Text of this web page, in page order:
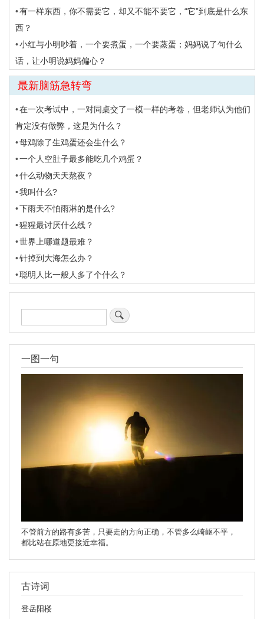
有一样东西，你不需要它，却又不能不要它，“它”到底是什么东
西？
小红与小明吵着，一个要煮蛋，一个要蒸蛋；妈妈说了句什么
话，让小明说妈妈偏心？
最新脑筋急转弯
在一次考试中，一对同桌交了一模一样的考卷，但老师认为他们
肯定没有做弊，这是为什么？
母鸡除了生鸡蛋还会生什么？
一个人空肚子最多能吃几个鸡蛋？
什么动物天天熬夜？
我叫什么?
下雨天不怕雨淋的是什么?
猩猩最讨厌什么线？
世界上哪道题最难？
针掉到大海怎么办？
聪明人比一般人多了个什么？
搜
索
一图一句
不管前方的路有多苦，只要走的方向正确，不管多么崎岖不平，
都比站在原地更接近幸福。
古诗词
登岳阳楼